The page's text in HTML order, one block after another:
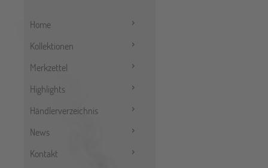
Home
Kollektionen
Merkzettel
Highlights
Händlerverzeichnis
News
Kontakt